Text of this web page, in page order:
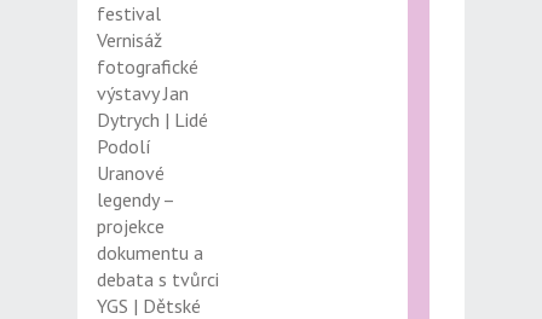
festival
Vernisáž
fotografické
výstavy Jan
Dytrych | Lidé
Podolí
Uranové
legendy –
projekce
dokumentu a
debata s tvůrci
YGS | Dětské